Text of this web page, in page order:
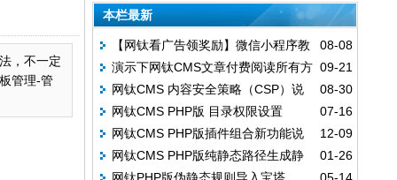
，不一定
管理-管
本栏最新
08-08
【网钛看广告领奖励】微信小程序教
程
09-21
演示下网钛CMS文章付费阅读所有方
式
08-30
网钛CMS 内容安全策略（CSP）说
明
07-16
网钛CMS PHP版 目录权限设置
12-09
网钛CMS PHP版插件组合新功能说
明
01-26
网钛CMS PHP版纯静态路径生成静